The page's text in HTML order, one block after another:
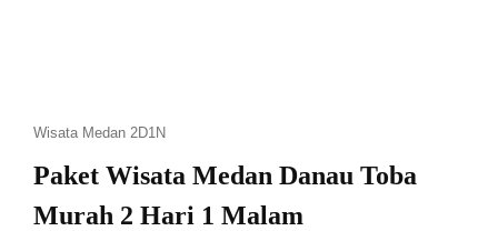
Wisata Medan 2D1N
Paket Wisata Medan Danau Toba
Murah 2 Hari 1 Malam